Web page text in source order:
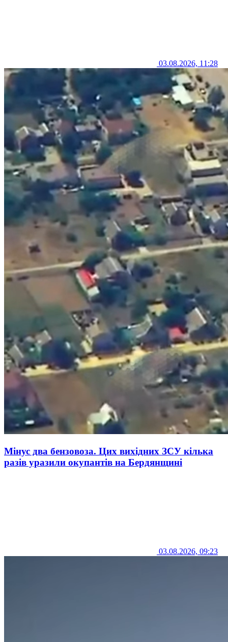
03.08.2026, 11:28
Мінус два бензовоза. Цих вихідних ЗСУ кілька
разів уразили окупантів на Бердянщині
03.08.2026, 09:23